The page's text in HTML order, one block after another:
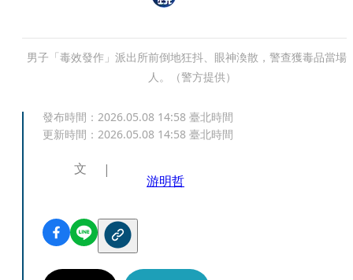
男子「毒效發作」派出所前倒地狂抖、眼神渙散，警查獲毒品當場
人。（警方提供）
發布時間： 2026.05.08 14:58 臺北時間
更新時間： 2026.05.08 14:58 臺北時間
文
游明哲